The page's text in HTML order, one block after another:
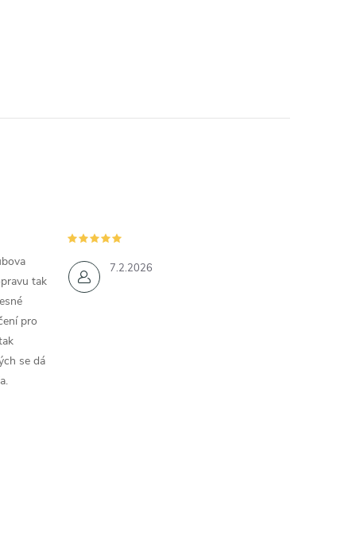
tak
pro
se dá
7.2.2026